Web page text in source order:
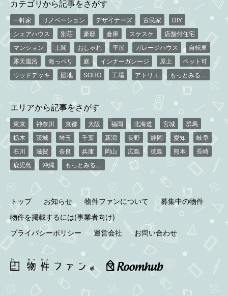
カテゴリから記事をさがす
一軒家 リノベーション デザイナーズ 古民家
DIY
シェアハウス
別荘 豪邸 倉庫 スケスケ
店舗付住宅
マンション
土間 おしゃれ 平屋 ガレージハウス
自転車
露天風呂
海っペリ 庭 インナーガレージ 屋上
ペット可
ウッドデッキ
団地 SOHO 工場 アトリエ もっとみる…
エリアから記事をさがす
東京 神奈川 京都 大阪 福岡 北海道 宮城
群馬
栃木
茨城 埼玉 千葉 新潟 長野 静岡 愛知
岐阜
石川
滋賀 奈良 兵庫 岡山 広島 徳島 熊本
長崎
鹿児島
沖縄 もっとみる…
トップ お知らせ 物件ファンについて
募集中の物件
物件を掲載するには(事業者向け)
プライバシーポリシー
運営会社 お問い合わせ